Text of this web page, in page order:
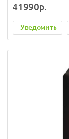
41990р.
Уведомить